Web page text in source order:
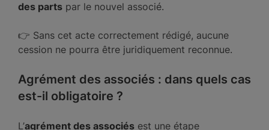
des parts par le nouvel associé.
👉 Sans cet acte correctement rédigé, aucune
cession ne pourra être juridiquement reconnue.
Agrément des associés : dans quels cas
est-il obligatoire ?
L’agrément des associés est une étape